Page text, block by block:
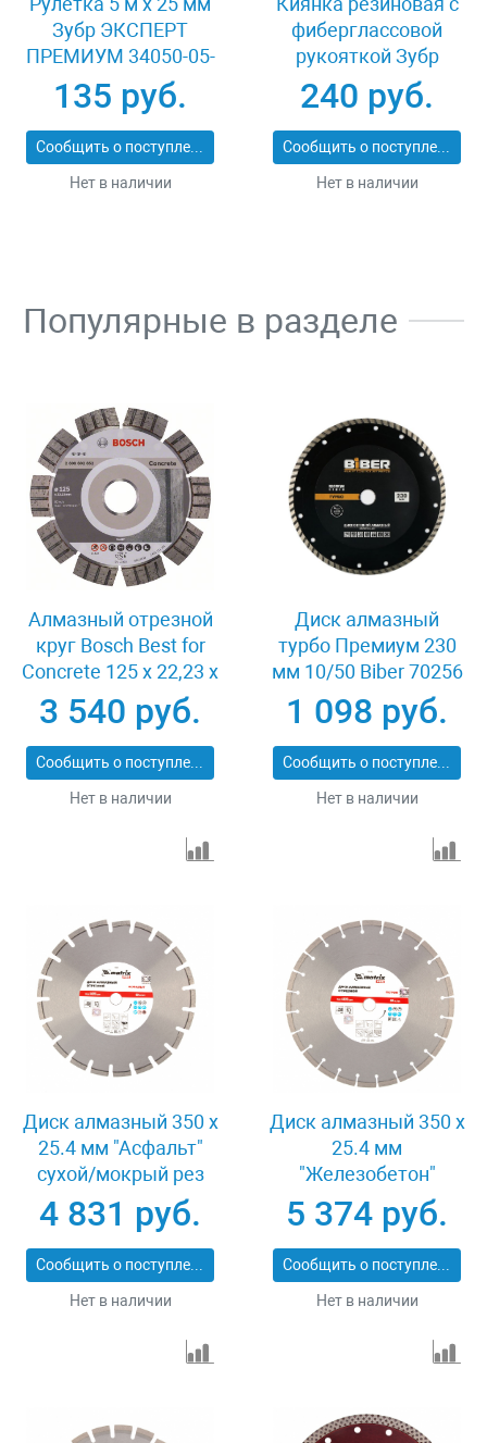
Зубр ЭКСПЕРТ
ПРЕМИУМ 34050-05-
25_z01
135 руб.
Сообщить о поступлении
Нет в наличии
фиберглассовой
рукояткой Зубр
ЭКСПЕРТ 2053-
60_z01
240 руб.
Сообщить о поступлении
Нет в наличии
Популярные в разделе
Алмазный отрезной
круг Bosch Best for
Concrete 125 x 22,23 x
2,2 x 12 mm
3 540 руб.
Сообщить о поступлении
Нет в наличии
Диск алмазный
турбо Премиум 230
мм 10/50 Biber 70256
1 098 руб.
Сообщить о поступлении
Нет в наличии
Диск алмазный 350 х
25.4 мм "Асфальт"
сухой/мокрый рез
Pro Matrix 731073
4 831 руб.
Сообщить о поступлении
Нет в наличии
Диск алмазный 350 х
25.4 мм
"Железобетон"
сухой/мокрый рез
Pro Matrix 731103
5 374 руб.
Сообщить о поступлении
Нет в наличии